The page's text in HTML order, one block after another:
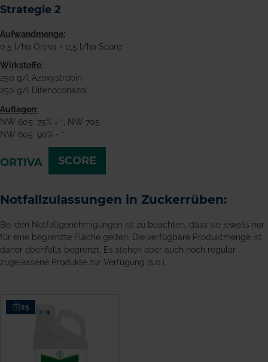
Strategie 2
Aufwandmenge:
0,5 l/ha Ortiva + 0,5 l/ha Score
Wirkstoffe:
250 g/l Azoxystrobin
250 g/l Difenoconazol
Auflagen:
NW 605: 75% = *, NW 705
NW 605: 90% = *
ORTIVA SCORE
Notfallzulassungen in Zuckerrüben:
Bei den Notfallgenehmigungen ist zu beachten, dass sie jeweils nur
für eine begrenzte Fläche gelten. Die verfügbare Produktmenge ist
daher ebenfalls begrenzt. Es stehen aber auch noch regulär
zugelassene Produkte zur Verfügung (s.o.).
25